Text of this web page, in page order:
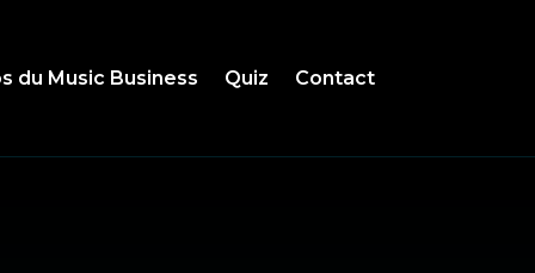
du Music Business Quiz Contact